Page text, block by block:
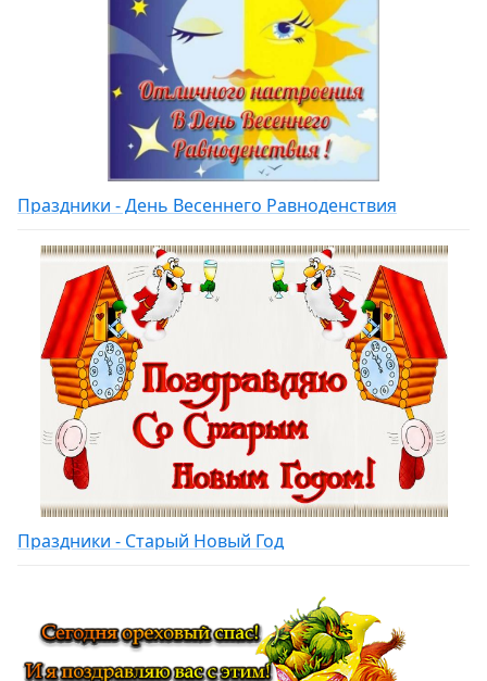
Праздники - День Весеннего Равноденствия
Праздники - Старый Новый Год